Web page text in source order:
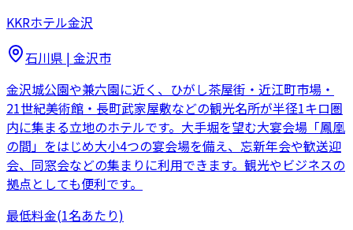
KKRホテル金沢
石川県 | 金沢市
金沢城公園や兼六園に近く、ひがし茶屋街・近江町市場・
21世紀美術館・長町武家屋敷などの観光名所が半径1キロ圏
内に集まる立地のホテルです。大手堀を望む大宴会場「鳳凰
の間」をはじめ大小4つの宴会場を備え、忘新年会や歓送迎
会、同窓会などの集まりに利用できます。観光やビジネスの
拠点としても便利です。
最低料金(1名あたり)